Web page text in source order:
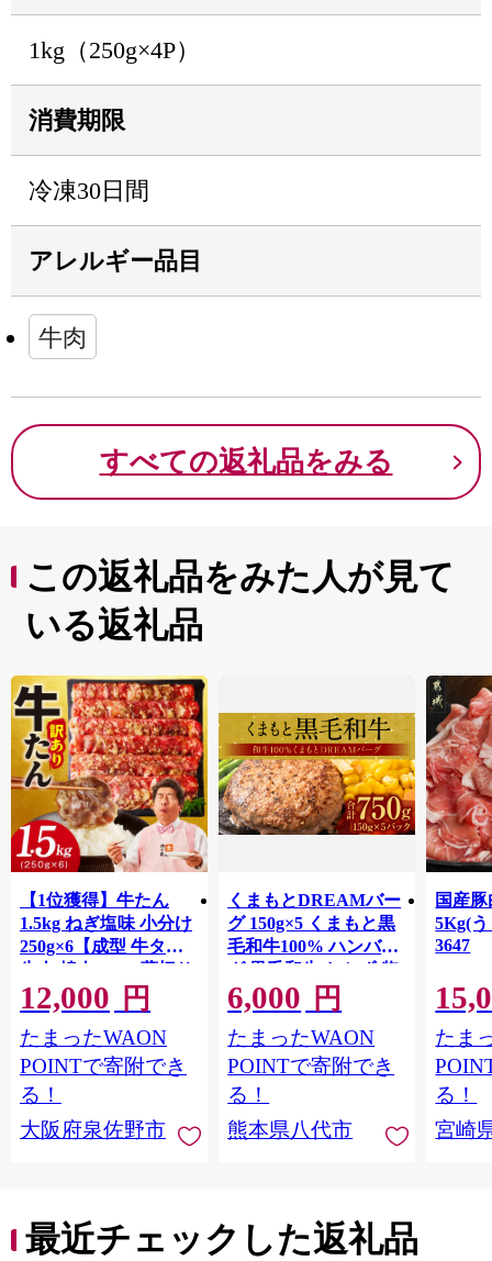
1kg（250g×4P）
消費期限
冷凍30日間
アレルギー品目
牛肉
すべての返礼品をみる
この返礼品をみた人が見て
いる返礼品
【1位獲得】牛たん
1.5kg ねぎ塩味 小分け
250g×6【成型 牛タン
牛肉 焼肉 BBQ 薄切り
ぎゅうたん スライス
訳あり サイズ不揃
い】 G4721
12,000 円
たまったWAON
POINTで寄附でき
る！
大阪府泉佐野市
くまもとDREAMバー
グ 150g×5 くまもと黒
毛和牛100% ハンバー
グ 黒毛和牛 おかず 惣
菜 洋食 お肉 肉 牛肉
にく 冷凍 熊本県 八代
市
6,000 円
たまったWAON
POINTで寄附でき
る！
熊本県八代市
国産
5Kg(
3647
たま
る！
宮崎
最近チェックした返礼品